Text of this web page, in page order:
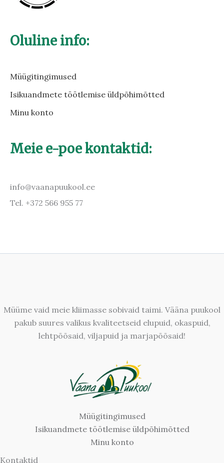
Oluline info:
Müügitingimused
Isikuandmete töötlemise üldpõhimõtted
Minu konto
Meie e-poe kontaktid:
info@vaanapuukool.ee
Tel. +372 566 955 77
Müüme vaid meie kliimasse sobivaid taimi. Vääna puukool
pakub suures valikus kvaliteetseid elupuid, okaspuid,
lehtpõõsaid, viljapuid ja marjapõõsaid!
Müügitingimused
Isikuandmete töötlemise üldpõhimõtted
Minu konto
Kontaktid